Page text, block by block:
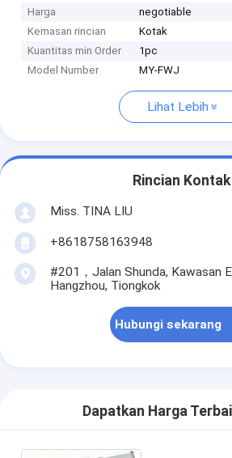
Harga
negotiable
Kemasan rincian
Kotak
Kuantitas min Order
1pc
Model Number
MY-FWJ
Lihat Lebih
Rincian Kontak
Miss. TINA LIU
+8618758163948
#201，Jalan Shunda, Kawasan
Hangzhou, Tiongkok
Hubungi sekarang
Dapatkan Harga